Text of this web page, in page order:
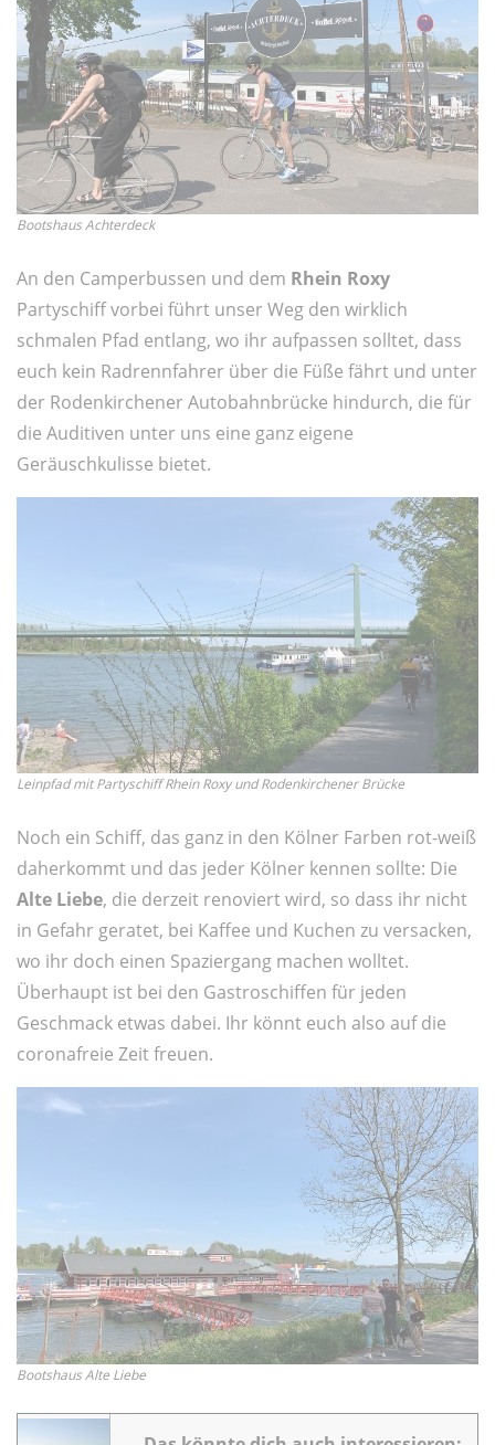
Bootshaus Achterdeck
An den Camperbussen und dem Rhein Roxy
Partyschiff vorbei führt unser Weg den wirklich
schmalen Pfad entlang, wo ihr aufpassen solltet, dass
euch kein Radrennfahrer über die Füße fährt und unter
der Rodenkirchener Autobahnbrücke hindurch, die für
die Auditiven unter uns eine ganz eigene
Geräuschkulisse bietet.
Leinpfad mit Partyschiff Rhein Roxy und Rodenkirchener Brücke
Noch ein Schiff, das ganz in den Kölner Farben rot-weiß
daherkommt und das jeder Kölner kennen sollte: Die
Alte Liebe, die derzeit renoviert wird, so dass ihr nicht
in Gefahr geratet, bei Kaffee und Kuchen zu versacken,
wo ihr doch einen Spaziergang machen wolltet.
Überhaupt ist bei den Gastroschiffen für jeden
Geschmack etwas dabei. Ihr könnt euch also auf die
coronafreie Zeit freuen.
Bootshaus Alte Liebe